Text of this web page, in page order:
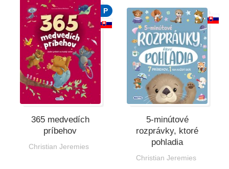
P
365 medvedích
príbehov
Christian Jeremies
5-minútové
rozprávky, ktoré
pohladia
Christian Jeremies